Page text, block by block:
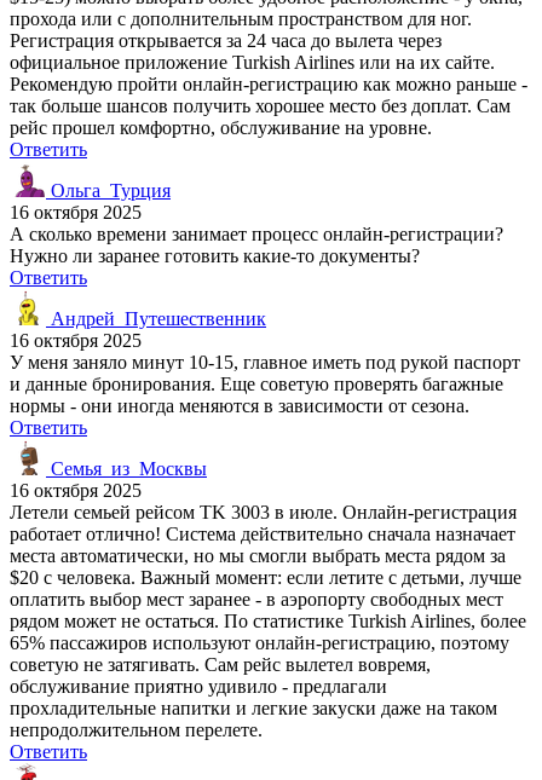
прохода или с дополнительным пространством для ног.
Регистрация открывается за 24 часа до вылета через
официальное приложение Turkish Airlines или на их сайте.
Рекомендую пройти онлайн-регистрацию как можно раньше -
так больше шансов получить хорошее место без доплат. Сам
рейс прошел комфортно, обслуживание на уровне.
Ответить
Ольга_Турция
16 октября 2025
А сколько времени занимает процесс онлайн-регистрации?
Нужно ли заранее готовить какие-то документы?
Ответить
Андрей_Путешественник
16 октября 2025
У меня заняло минут 10-15, главное иметь под рукой паспорт
и данные бронирования. Еще советую проверять багажные
нормы - они иногда меняются в зависимости от сезона.
Ответить
Семья_из_Москвы
16 октября 2025
Летели семьей рейсом TK 3003 в июле. Онлайн-регистрация
работает отлично! Система действительно сначала назначает
места автоматически, но мы смогли выбрать места рядом за
$20 с человека. Важный момент: если летите с детьми, лучше
оплатить выбор мест заранее - в аэропорту свободных мест
рядом может не остаться. По статистике Turkish Airlines, более
65% пассажиров используют онлайн-регистрацию, поэтому
советую не затягивать. Сам рейс вылетел вовремя,
обслуживание приятно удивило - предлагали
прохладительные напитки и легкие закуски даже на таком
непродолжительном перелете.
Ответить